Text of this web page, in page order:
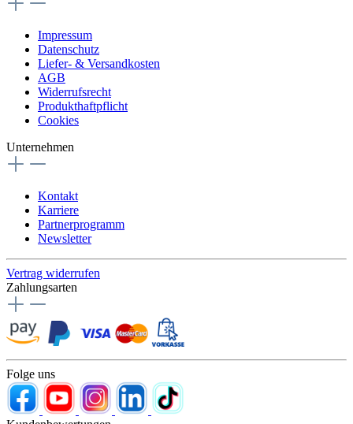
Impressum
Datenschutz
Liefer- & Versandkosten
AGB
Widerrufsrecht
Produkthaftpflicht
Cookies
Unternehmen
Kontakt
Karriere
Partnerprogramm
Newsletter
Vertrag widerrufen
Zahlungsarten
Folge uns